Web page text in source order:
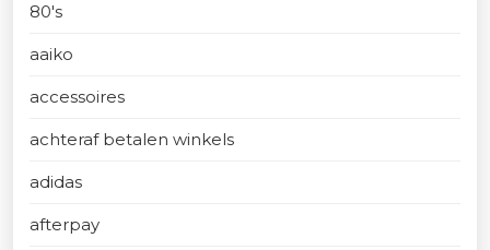
80's
aaiko
accessoires
achteraf betalen winkels
adidas
afterpay